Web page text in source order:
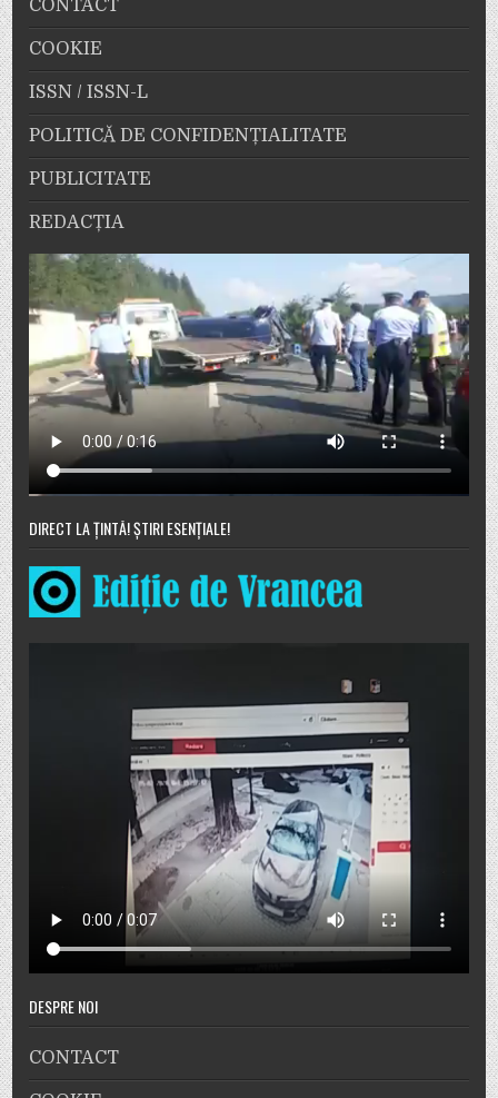
CONTACT
COOKIE
ISSN / ISSN-L
POLITICĂ DE CONFIDENȚIALITATE
PUBLICITATE
REDACȚIA
DIRECT LA ȚINTĂ! ȘTIRI ESENȚIALE!
DESPRE NOI
CONTACT